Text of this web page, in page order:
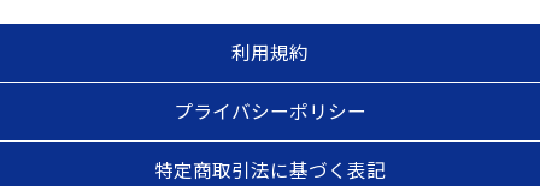
利用規約
プライバシーポリシー
特定商取引法に基づく表記